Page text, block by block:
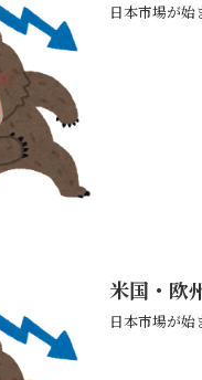
日本市場が
米国・欧
日本市場が